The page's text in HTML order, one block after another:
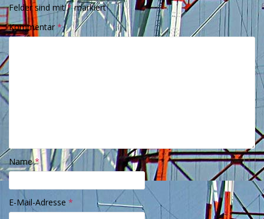
Felder sind mit*markiert
Kommentar *
Name*
E-Mail-Adresse *